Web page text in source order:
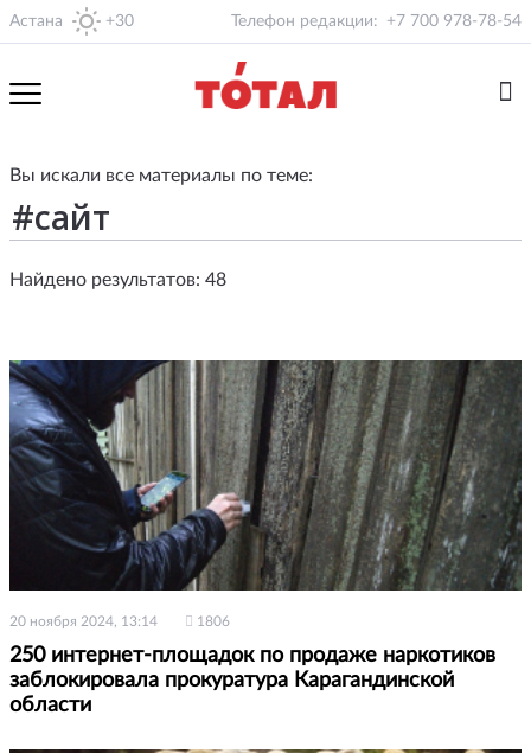
Астана +30 Телефон редакции: +7 700 978-78-54
Вы искали все материалы по теме:
Найдено результатов: 48
20 ноября 2024, 13:14 1806
250 интернет-площадок по продаже наркотиков
заблокировала прокуратура Карагандинской
области